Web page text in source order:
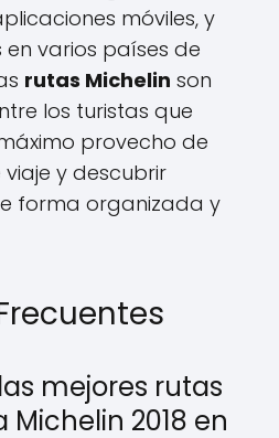
móviles, y
varios países de
rutas Michelin son
los turistas que
provecho de
y descubrir
forma organizada y
mejores rutas
2018 en